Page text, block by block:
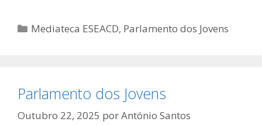
Categorias
Mediateca ESEACD, Parlamento dos Jovens
Parlamento dos Jovens
Outubro 22, 2025 porAntónio Santos